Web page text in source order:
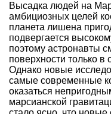
Высадка людей на
амбициозных целей
планета лишена
подвергается
поэтому астронавты
поверхности только
Однако новые
самые современные
оказаться
марсианской